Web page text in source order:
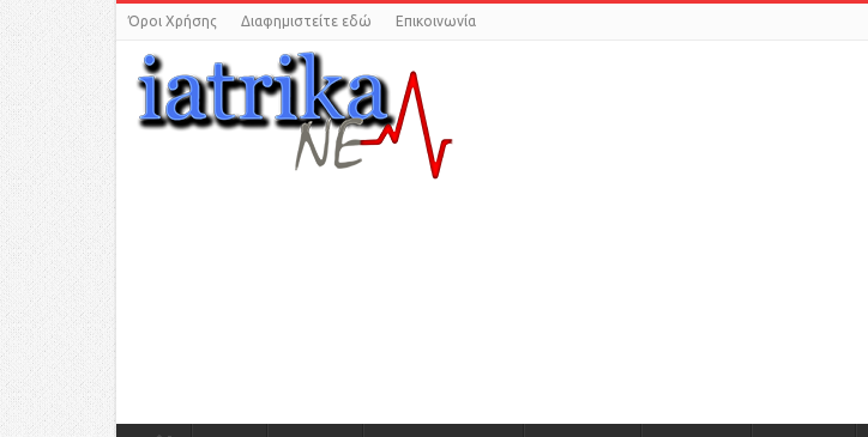
Όροι Χρήσης Διαφημιστείτε εδώ Επικοινωνία